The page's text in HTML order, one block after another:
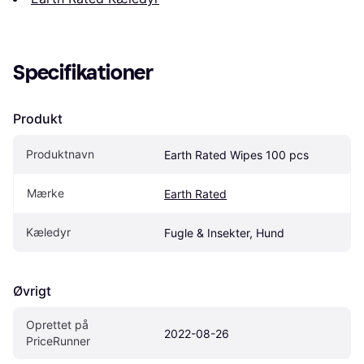
Specifikationer
Produkt
Produktnavn Earth Rated Wipes 100 pcs
Mærke Earth Rated
Kæledyr Fugle & Insekter, Hund
Øvrigt
Oprettet på
PriceRunner
2022-08-26